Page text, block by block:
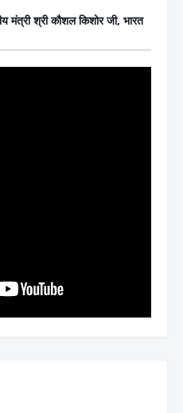
श्री कौशल किशोर जी, भारत